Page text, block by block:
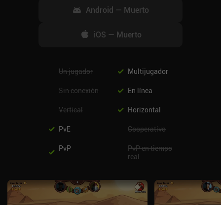
Android — Muerto
iOS — Muerto
Un jugador Multijugador
Sin conexión En línea
Vertical Horizontal
PvE Cooperativo
PvP
PvP en tiempo
real